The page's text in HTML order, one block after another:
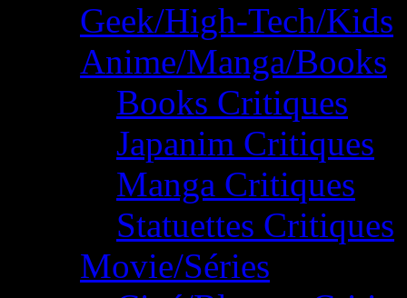
Geek/High-Tech/Kids
Anime/Manga/Books
Books Critiques
Japanim Critiques
Manga Critiques
Statuettes Critiques
Movie/Séries